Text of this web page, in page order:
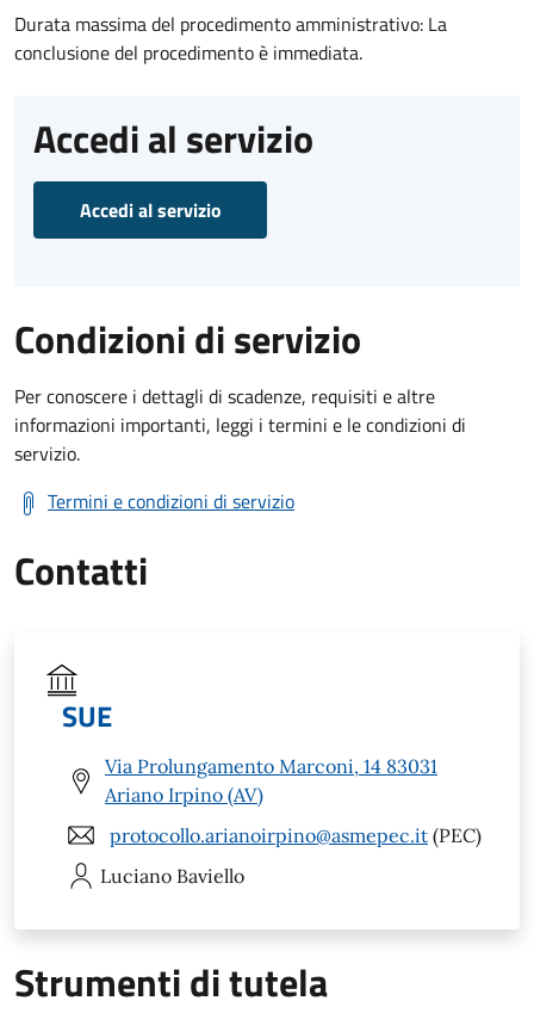
Durata massima del procedimento amministrativo: La
conclusione del procedimento è immediata.
Accedi al servizio
Accedi al servizio
Condizioni di servizio
Per conoscere i dettagli di scadenze, requisiti e altre
informazioni importanti, leggi i termini e le condizioni di
servizio.
Termini e condizioni di servizio
Contatti
SUE
Via Prolungamento Marconi, 14 83031
Ariano Irpino (AV)
protocollo.arianoirpino@asmepec.it (PEC)
Luciano Baviello
Strumenti di tutela